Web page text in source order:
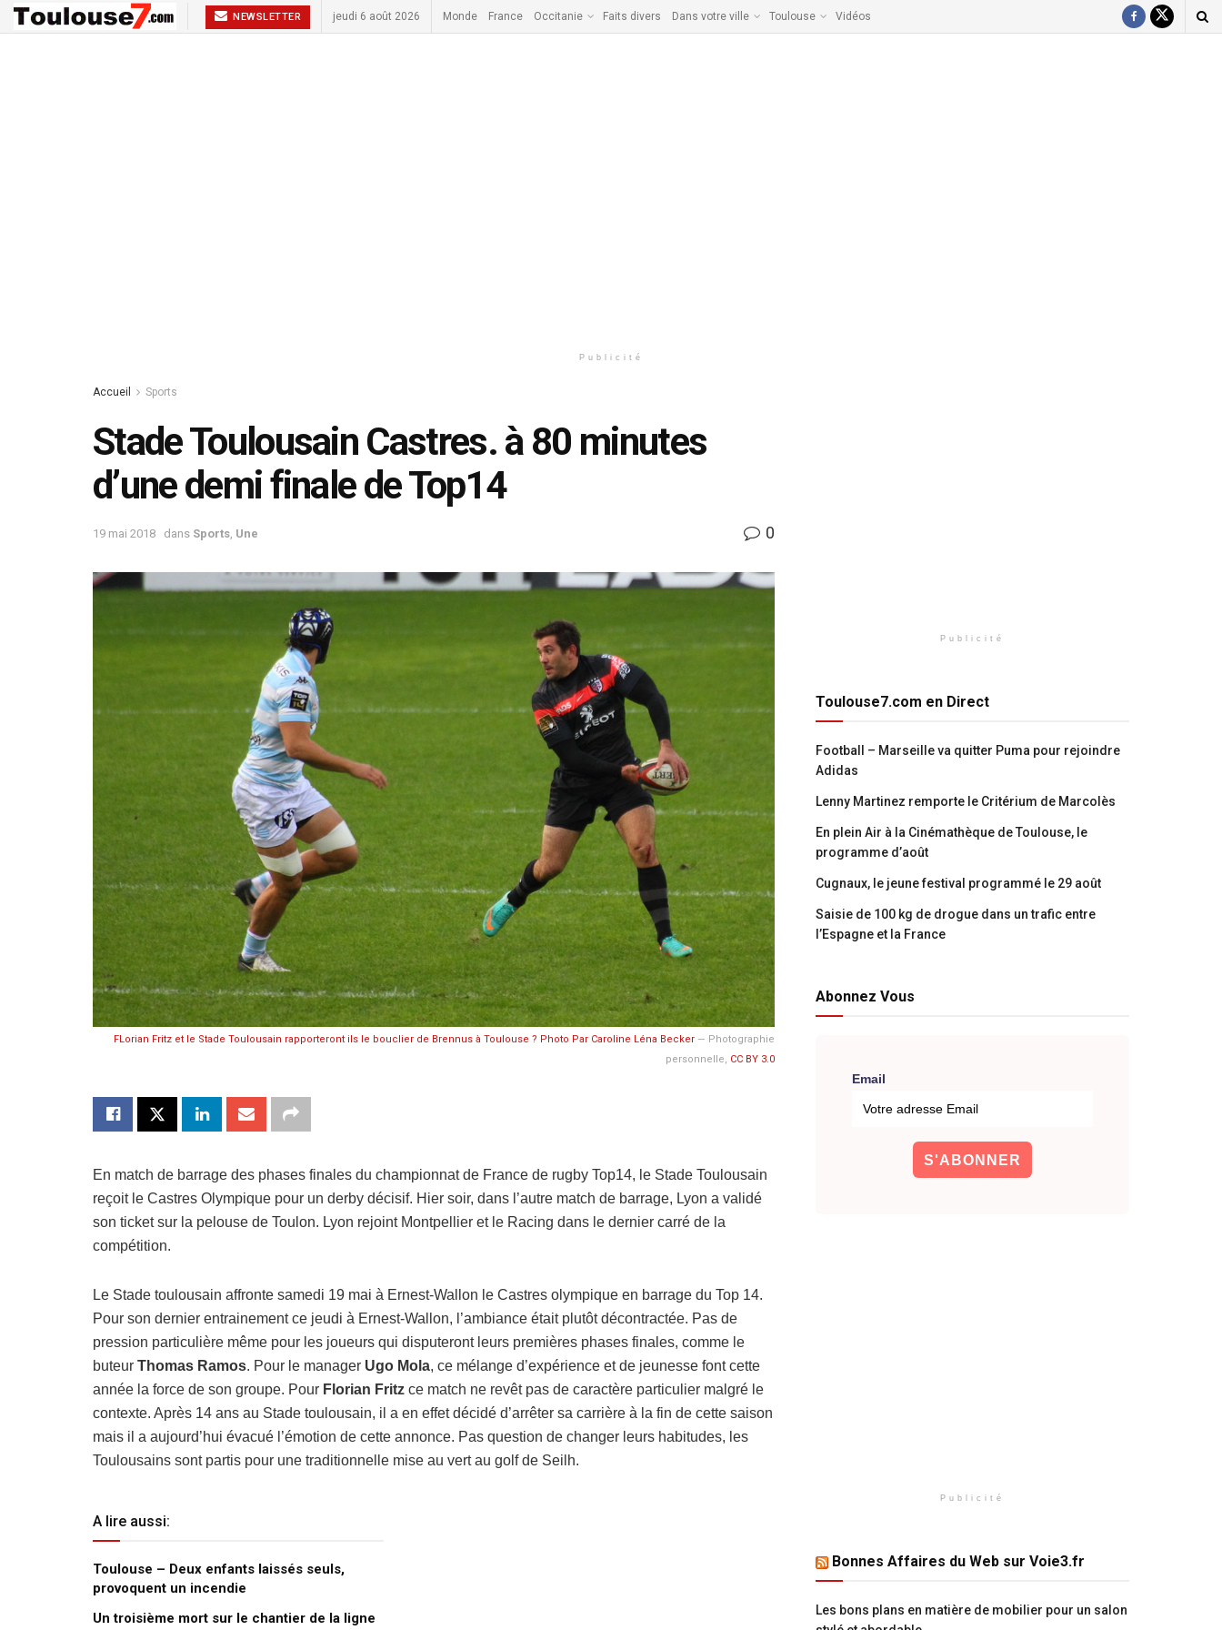
NEWSLETTER jeudi 6 août 2026 Monde France Occitanie Faits divers Dans votre ville Toulouse Vidéos
Publicité
Accueil Sports
Stade Toulousain Castres. à 80 minutes
d’une demi finale de Top14
19 mai 2018 dans Sports Une 0
FLorian Fritz et le Stade Toulousain rapporteront ils le bouclier de Brennus à Toulouse ? Photo Par Caroline Léna Becker — Photographie
personnelle, CC BY 3.0
En match de barrage des phases finales du championnat de France de rugby Top14, le Stade Toulousain
reçoit le Castres Olympique pour un derby décisif. Hier soir, dans l’autre match de barrage, Lyon a validé
son ticket sur la pelouse de Toulon. Lyon rejoint Montpellier et le Racing dans le dernier carré de la
compétition.
Le Stade toulousain affronte samedi 19 mai à Ernest-Wallon le Castres olympique en barrage du Top 14.
Pour son dernier entrainement ce jeudi à Ernest-Wallon, l’ambiance était plutôt décontractée. Pas de
pression particulière même pour les joueurs qui disputeront leurs premières phases finales, comme le
buteur Thomas Ramos. Pour le manager Ugo Mola, ce mélange d’expérience et de jeunesse font cette
année la force de son groupe. Pour Florian Fritz ce match ne revêt pas de caractère particulier malgré le
contexte. Après 14 ans au Stade toulousain, il a en effet décidé d’arrêter sa carrière à la fin de cette saison
mais il a aujourd’hui évacué l’émotion de cette annonce. Pas question de changer leurs habitudes, les
Toulousains sont partis pour une traditionnelle mise au vert au golf de Seilh.
A lire aussi:
Toulouse – Deux enfants laissés seuls,
provoquent un incendie
Un troisième mort sur le chantier de la ligne
Publicité
Toulouse7.com en Direct
Football – Marseille va quitter Puma pour rejoindre
Adidas
Lenny Martinez remporte le Critérium de Marcolès
En plein Air à la Cinémathèque de Toulouse, le
programme d’août
Cugnaux, le jeune festival programmé le 29 août
Saisie de 100 kg de drogue dans un trafic entre
l’Espagne et la France
Abonnez Vous
Email
Publicité
Bonnes Affaires du Web sur Voie3.fr
Les bons plans en matière de mobilier pour un salon